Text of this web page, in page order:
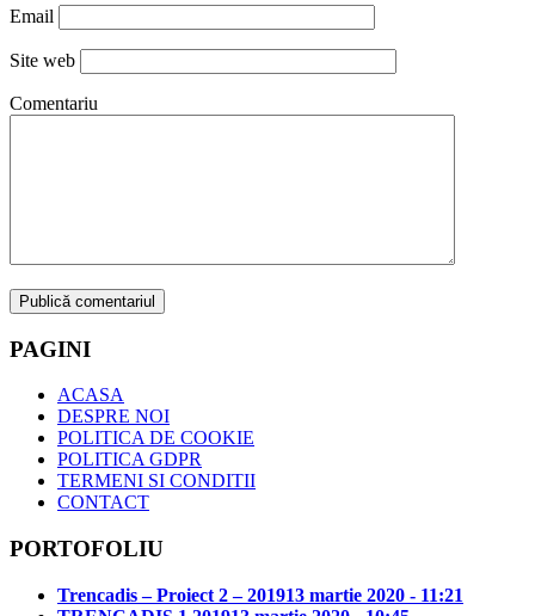
Email
Site web
Comentariu
PAGINI
ACASA
DESPRE NOI
POLITICA DE COOKIE
POLITICA GDPR
TERMENI SI CONDITII
CONTACT
PORTOFOLIU
Trencadis – Proiect 2 – 201913 martie 2020 - 11:21